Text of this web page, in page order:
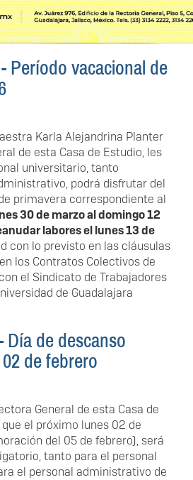
Período vacacional de
Karla Alejandrina Planter
de esta Casa de Estudio, les
universitario, tanto
podrá disfrutar del
primavera correspondiente al
30 de marzo al domingo 12
labores el lunes 13 de
con lo previsto en las cláusulas
los Contratos Colectivos de
el Sindicato de Trabajadores
de Guadalajara
Día de descanso
de febrero
General de esta Casa de
el próximo lunes 02 de
del 05 de febrero), será
tanto para el personal
el personal administrativo de